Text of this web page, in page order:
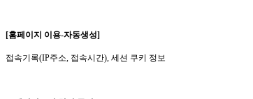
[홈페이지 이용-자동생성]
접속기록(IP주소 접속시간), 세션 쿠키 정보